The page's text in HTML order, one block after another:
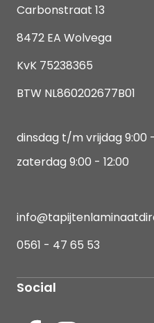
Carbonstraat 13
8472 EA Wolvega
KvK 75238365
BTW NL860202677B01
dinsdag t/m vrijdag 9:00 -
zaterdag 9:00 - 12:00
0561 - 47 65 53
Social